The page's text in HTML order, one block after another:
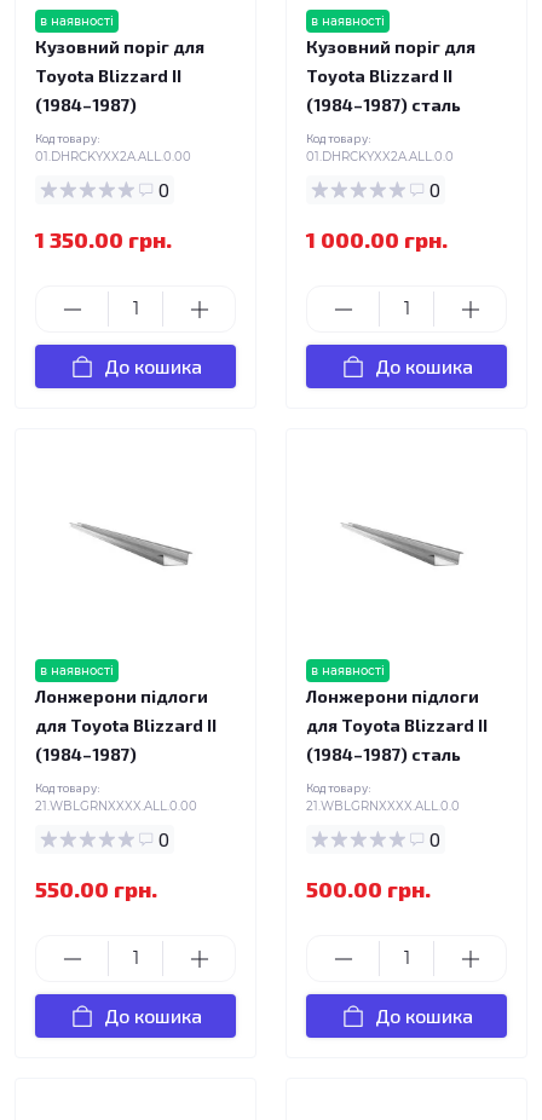
в наявності
Кузовний поріг для
Toyota Blizzard II
(1984–1987)
Код товару:
01.DHRCKYXX2A.ALL.0.00
0
1 350.00 грн.
До кошика
в наявності
Кузовний поріг для
Toyota Blizzard II
(1984–1987) сталь
Код товару:
01.DHRCKYXX2A.ALL.0.0
0
1 000.00 грн.
До кошика
в наявності
Лонжерони підлоги
для Toyota Blizzard II
(1984–1987)
Код товару:
21.WBLGRNXXXX.ALL.0.00
0
550.00 грн.
До кошика
в наявності
Лонжерони підлоги
для Toyota Blizzard II
(1984–1987) сталь
Код товару:
21.WBLGRNXXXX.ALL.0.0
0
500.00 грн.
До кошика